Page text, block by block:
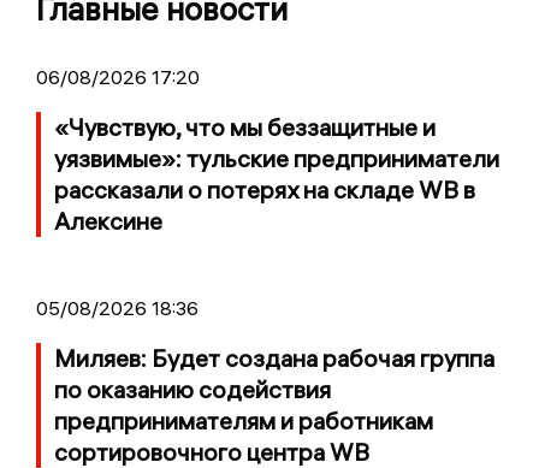
Главные новости
06/08/2026 17:20
«Чувствую, что мы беззащитные и
уязвимые»: тульские предприниматели
рассказали о потерях на складе WB в
Алексине
05/08/2026 18:36
Миляев: Будет создана рабочая группа
по оказанию содействия
предпринимателям и работникам
сортировочного центра WB